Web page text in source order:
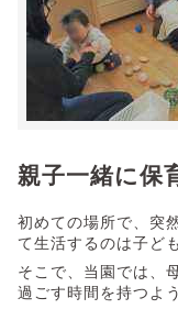
親子一緒に保
初めての場所で、突
て生活するのは子ど
そこで、当園では、
過ごす時間を持つよ